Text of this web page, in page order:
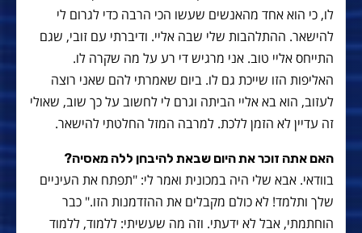
לו, כי הוא אחד מהאנשים שעשו הכי הרבה כדי לגרום לי
להישאר. ההתלהבות שלי שבה אליי. ודיברתי עם זובי, שגם
התייחס אליי טוב. אני מרגיש די רע על מה שקרה לו.
האליפות הזו שייכת גם לו. ביום שאמרתי להם שאני רוצה
לעזוב, הוא בא אליי הביתה וגרם לי לחשוב על כך שוב, שאולי
זה עדיין לא הזמן ללכת. למרבה המזל החלטתי להישאר.
האם אתה זוכר את היום שבאת להיבחן ללה מאסיה?
בוודאי. אבא שלי היה במכונית ואמר לי: "תפתח את העיניים
שלך ותלמד! לא כולם מקבלים את ההזדמנות הזו." כבר
הוחתמתי, אבל לא ידעתי. וזה מה שעשיתי: ללמוד, ללמוד